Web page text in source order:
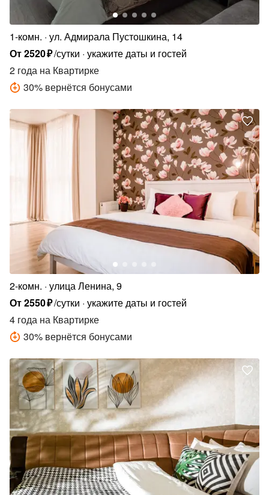
1-комн. ул. Адмирала Пустошкина, 14
От2520₽/сутки укажите даты и гостей
2 года на Квартирке
30% вернётся бонусами
2-комн. улица Ленина, 9
От2550₽/сутки укажите даты и гостей
4 года на Квартирке
30% вернётся бонусами